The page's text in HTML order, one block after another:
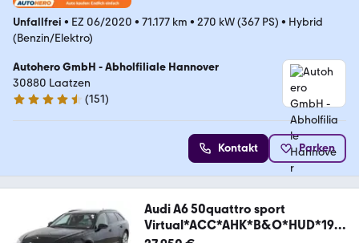
Unfallfrei • EZ 06/2020 • 71.177 km • 270 kW (367 PS) • Hybrid
(Benzin/Elektro)
Autohero GmbH - Abholfiliale Hannover
30880 Laatzen
4.7 Sterne
(151)
Kontakt Parken
Audi A6 50quattro sport
Virtual*ACC*AHK*B&O*HUD*19*